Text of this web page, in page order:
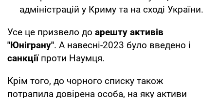
адміністрацій у Криму та на сході України.
Усе це призвело до арешту активів
"Юніграну". А навесні-2023 було введено і
санкції проти Наумця.
Крім того, до чорного списку також
потрапила довірена особа, на яку активи